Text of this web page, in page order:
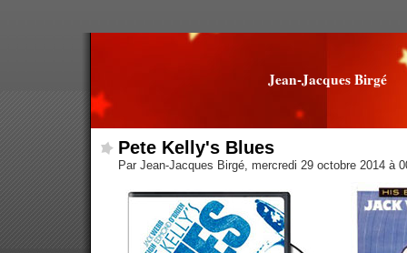
Jean-Jacques Birgé
Pete Kelly's Blues
Par Jean-Jacques Birgé, mercredi 29 octobre 2014 à